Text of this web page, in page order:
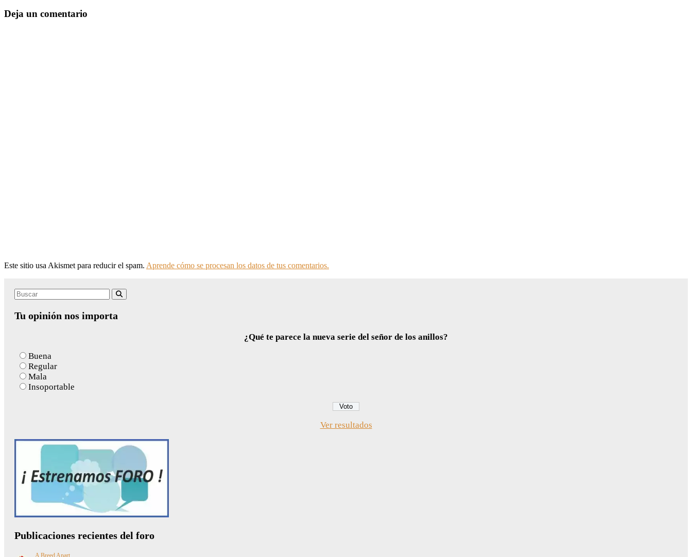
Deja un comentario
Este sitio usa Akismet para reducir el spam. Aprende cómo se procesan los datos de tus comentarios.
Search
Tu opinión nos importa
¿Qué te parece la nueva serie del señor de los anillos?
Buena
Regular
Mala
Insoportable
Ver resultados
Publicaciones recientes del foro